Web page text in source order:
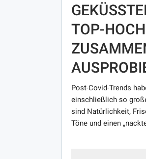
TOP-
Post-Covid-Trends
einschließlich so
sind Natürlichkeit,
Töne und einen